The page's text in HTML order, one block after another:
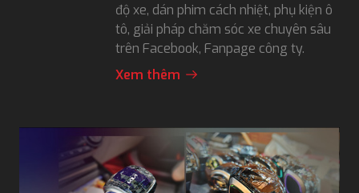
độ xe, dán phim cách nhiệt, phụ kiện ô
tô, giải pháp chăm sóc xe chuyên sâu
trên Facebook, Fanpage công ty.
Xem thêm